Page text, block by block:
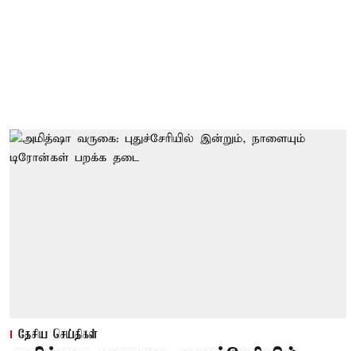
தேசிய செய்திகள்